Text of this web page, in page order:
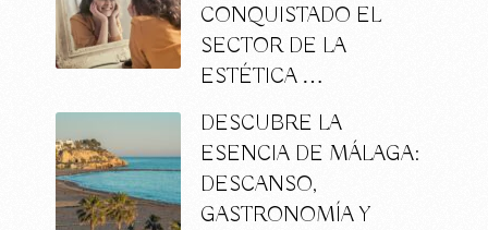
CONQUISTADO EL
SECTOR DE LA
ESTÉTICA …
DESCUBRE LA
ESENCIA DE MÁLAGA:
DESCANSO,
GASTRONOMÍA Y